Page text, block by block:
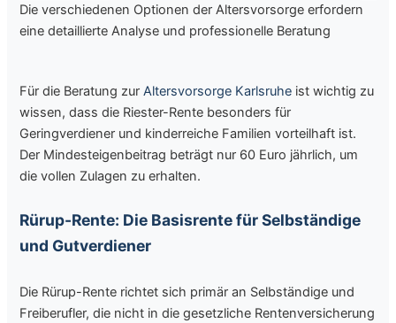
Die verschiedenen Optionen der Altersvorsorge erfordern
eine detaillierte Analyse und professionelle Beratung
Für die Beratung zurAltersvorsorge Karlsruhe ist wichtig zu
wissen, dass die Riester-Rente besonders für
Geringverdiener und kinderreiche Familien vorteilhaft ist.
Der Mindesteigenbeitrag beträgt nur 60 Euro jährlich, um
die vollen Zulagen zu erhalten.
Rürup-Rente: Die Basisrente für Selbständige
und Gutverdiener
Die Rürup-Rente richtet sich primär an Selbständige und
Freiberufler, die nicht in die gesetzliche Rentenversicherung